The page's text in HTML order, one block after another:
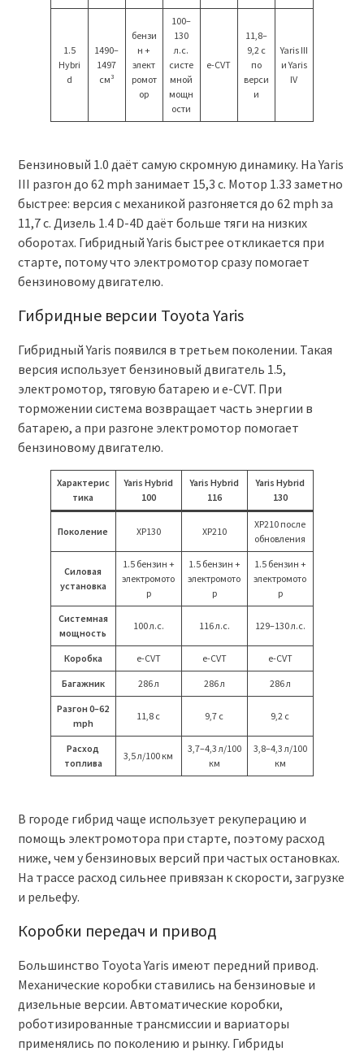
1.5
Hybri
d
1490–
1497
см³
бензи
н +
элект
ромот
ор
100–
130
л.с.
систе
мной
мощн
ости
e-CVT
11,8–
9,2 с
по
верси
и
Yaris III
и Yaris
IV
Бензиновый 1.0 даёт самую скромную динамику. На Yaris
III разгон до 62 mph занимает 15,3 с. Мотор 1.33 заметно
быстрее: версия с механикой разгоняется до 62 mph за
11,7 с. Дизель 1.4 D-4D даёт больше тяги на низких
оборотах. Гибридный Yaris быстрее откликается при
старте, потому что электромотор сразу помогает
бензиновому двигателю.
Гибридные версии Toyota Yaris
Гибридный Yaris появился в третьем поколении. Такая
версия использует бензиновый двигатель 1.5,
электромотор, тяговую батарею и e-CVT. При
торможении система возвращает часть энергии в
батарею, а при разгоне электромотор помогает
бензиновому двигателю.
Характерис
тика
Yaris Hybrid
100
Yaris Hybrid
116
Yaris Hybrid
130
Поколение XP130 XP210
XP210 после
обновления
Силовая
установка
1.5 бензин +
электромото
р
1.5 бензин +
электромото
р
1.5 бензин +
электромото
р
Системная
мощность
100 л.с. 116 л.с. 129–130 л.с.
Коробка e-CVT e-CVT e-CVT
Багажник 286 л 286 л 286 л
Разгон 0–62
mph
11,8 с 9,7 с 9,2 с
Расход
топлива
3,5 л/100 км
3,7–4,3 л/100
км
3,8–4,3 л/100
км
В городе гибрид чаще использует рекуперацию и
помощь электромотора при старте, поэтому расход
ниже, чем у бензиновых версий при частых остановках.
На трассе расход сильнее привязан к скорости, загрузке
и рельефу.
Коробки передач и привод
Большинство Toyota Yaris имеют передний привод.
Механические коробки ставились на бензиновые и
дизельные версии. Автоматические коробки,
роботизированные трансмиссии и вариаторы
применялись по поколению и рынку. Гибриды